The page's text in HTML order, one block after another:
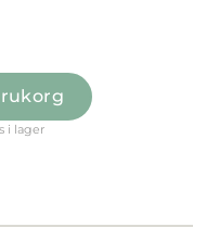
quantity
i lager